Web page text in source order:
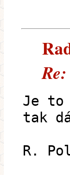
Je to
tak
R.